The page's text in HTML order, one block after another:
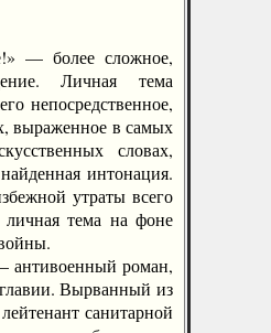
более сложное,
Личная тема
непосредственное,
выраженное в самых
словах,
интонация.
утраты всего
тема на фоне
роман,
Вырванный из
санитарной